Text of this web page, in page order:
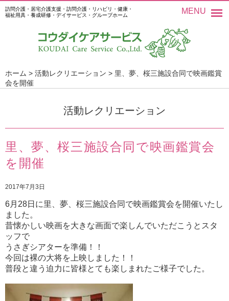
訪問介護・居宅介護支援・訪問介護・リハビリ・健康・
福祉用具・養成研修・デイサービス・グループホーム
MENU
ホーム > 活動レクリエーション > 里、夢、桜三施設合同で映画鑑賞
会を開催
活動レクリエーション
里、夢、桜三施設合同で映画鑑賞会
を開催
2017年7月3日
6月28日に里、夢、桜三施設合同で映画鑑賞会を開催いたし
ました。
昔懐かしい映画を大きな画面で楽しんでいただこうとスタ
ッフで
うさぎシアターを準備！！
今回は裸の大将を上映しました！！
普段と違う迫力に皆様とても楽しまれたご様子でした。